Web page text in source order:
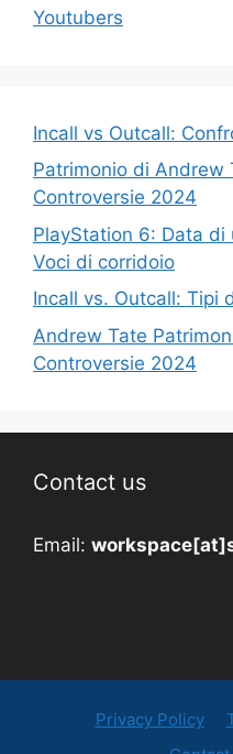
Youtubers
Incall vs Outcall:
Patrimonio di Andrew
Controversie 2024
PlayStation 6: Data di
Voci di corridoio
Incall vs. Outcall: Tipi
Andrew Tate
Controversie 2024
Contact us
Email:
Privacy Policy